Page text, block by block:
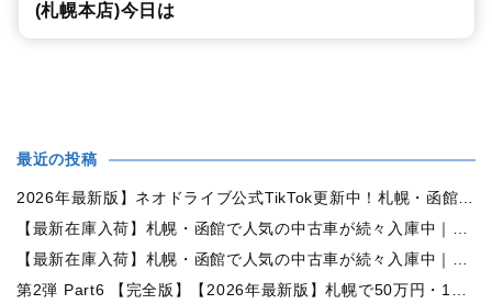
(札幌本店)今日は
最近の投稿
2026年最新版】ネオドライブ公式TikTok更新中！札幌・函館の中古車情報を動画で発信
【最新在庫入荷】札幌・函館で人気の中古車が続々入庫中｜早い者勝ち！【日産 ルークス660X 4WD】
【最新在庫入荷】札幌・函館で人気の中古車が続々入庫中｜早い者勝ち！【ダイハツ ムーヴコンテ660L 4WD】
第2弾 Part6 【完全版】【2026年最新版】札幌で50万円・100万円・150万円ならどんな中古車が買える？予算別中古車選び完全ガイド